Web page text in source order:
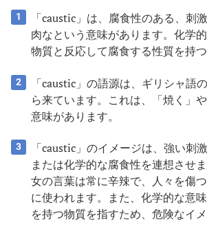
1
「caustic」は、腐食性のある、刺
肉なという意味があります。化学
物質と反応して腐食する性質を持つ
2
「caustic」の語源は、ギリシャ語
ら来ています。これは、「焼く」
意味があります。
3
「caustic」のイメージは、強い刺
または化学的な腐食性を連想させ
女の言葉は常に辛辣で、人々を傷
に使われます。また、化学的な意
を持つ物質を指すため、危険なイメ